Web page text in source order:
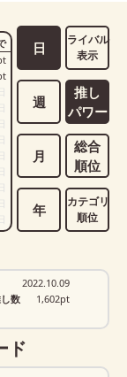
日
日
日
日
日
日
日
日
日
日
週
月
年
ライバル
表示
推し
パワー
総合
順位
カテゴリ
順位
2022.10.09
数
1,602pt
ド